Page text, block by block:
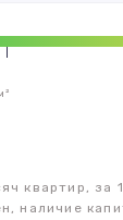
квартир,
наличие